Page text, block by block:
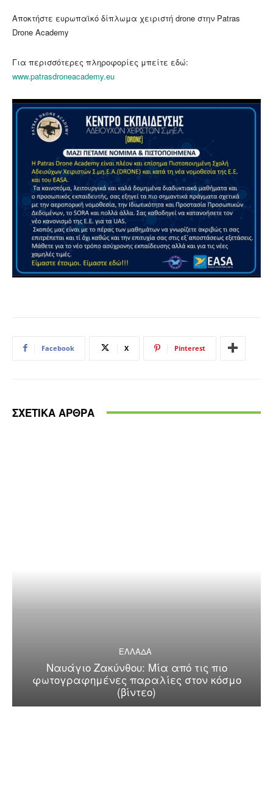
Αποκτήστε ευρωπαϊκό δίπλωμα χειριστή drone στην Patras
Drone Academy
Για περισσότερες πληροφορίες μπείτε εδώ:
www.patrasdroneacademy.eu
Facebook X Pinterest
ΣΧΕΤΙΚΑ ΑΡΘΡΑ
ΕΛΛΑΔΑ
Ναυάγιο Ζακύνθου: Μία από τις πιο
φωτογραφημένες παραλίες στον κόσμο
(βίντεο)